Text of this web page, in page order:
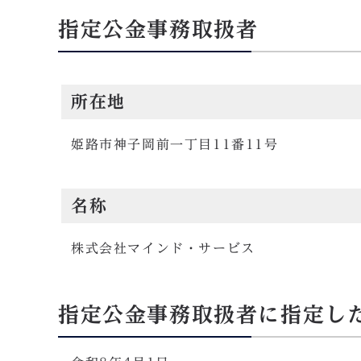
指定公金事務取扱者
所在地
姫路市神子岡前一丁目11番11号
名称
株式会社マインド・サービス
指定公金事務取扱者に指定し